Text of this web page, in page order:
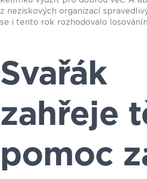
z neziskových organizací
se i tento rok rozhodovalo
Svařák
zahřeje
pomoc